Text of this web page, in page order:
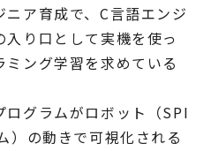
ニア育成で、C言語エンジ
入り口として実機を使っ
ミング学習を求めている
ログラムがロボット（SPI
）の動きで可視化される